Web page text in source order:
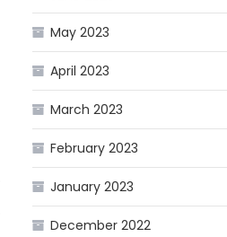
May 2023
April 2023
March 2023
February 2023
January 2023
December 2022